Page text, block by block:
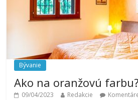
Bývanie
Ako na oranžovú farbu?
09/04/2023 Redakcie